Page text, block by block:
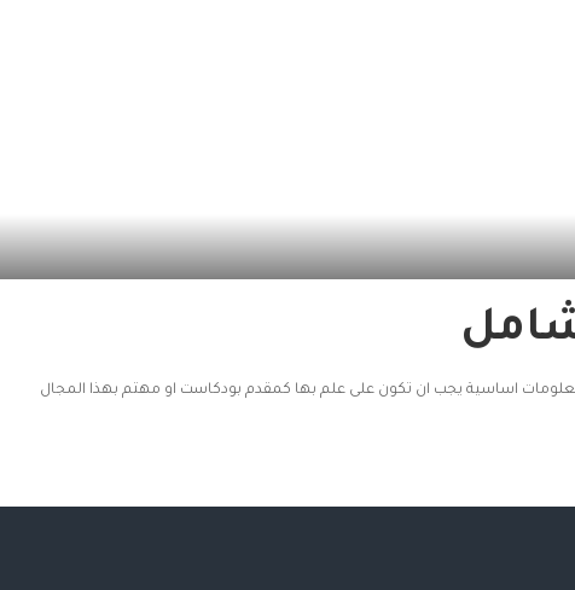
اساسية يجب ان تكون على علم بها كمقدم بودكاست او مهتم بهذا المجال